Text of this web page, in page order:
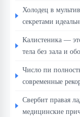
Холодец в
секретами
Калистеника —
тела без зала и
Число пи
современные
Свербит правая
медицинские